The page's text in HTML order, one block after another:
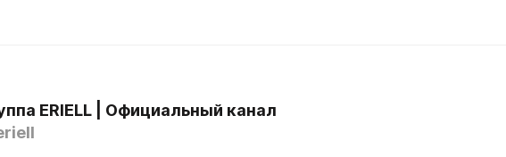
ERIELL | Официальный канал